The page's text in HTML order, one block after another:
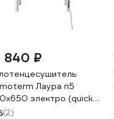
840 ₽
Лаура п5
электро (quick
4670030728067
(2)